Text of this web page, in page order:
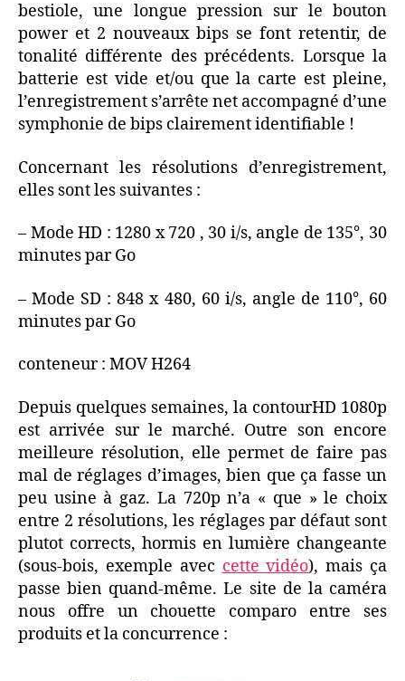
bestiole, une longue pression sur le bouton
power et 2 nouveaux bips se font retentir, de
tonalité différente des précédents. Lorsque la
batterie est vide et/ou que la carte est pleine,
l’enregistrement s’arrête net accompagné d’une
symphonie de bips clairement identifiable !
Concernant les résolutions d’enregistrement,
elles sont les suivantes :
– Mode HD : 1280 x 720 , 30 i/s, angle de 135°, 30
minutes par Go
– Mode SD : 848 x 480, 60 i/s, angle de 110°, 60
minutes par Go
conteneur : MOV H264
Depuis quelques semaines, la contourHD 1080p
est arrivée sur le marché. Outre son encore
meilleure résolution, elle permet de faire pas
mal de réglages d’images, bien que ça fasse un
peu usine à gaz. La 720p n’a « que » le choix
entre 2 résolutions, les réglages par défaut sont
plutot corrects, hormis en lumière changeante
(sous-bois, exemple avec cette vidéo), mais ça
passe bien quand-même. Le site de la caméra
nous offre un chouette comparo entre ses
produits et la concurrence :